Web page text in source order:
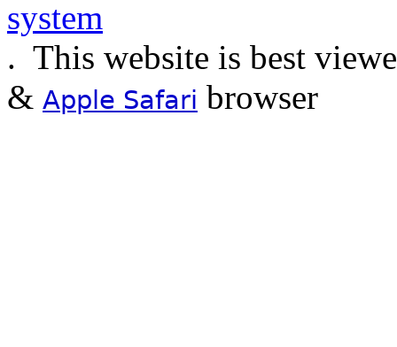
. This website is best
& Apple Safari browser